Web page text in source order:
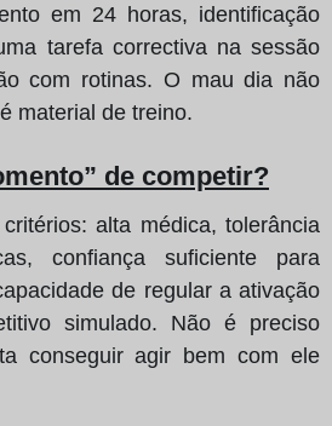
em 24 horas, identificação
tarefa correctiva na sessão
com rotinas. O mau dia não
material de treino.
de competir?
alta médica, tolerância
confiança suficiente para
de regular a ativação
simulado. Não é preciso
conseguir agir bem com ele